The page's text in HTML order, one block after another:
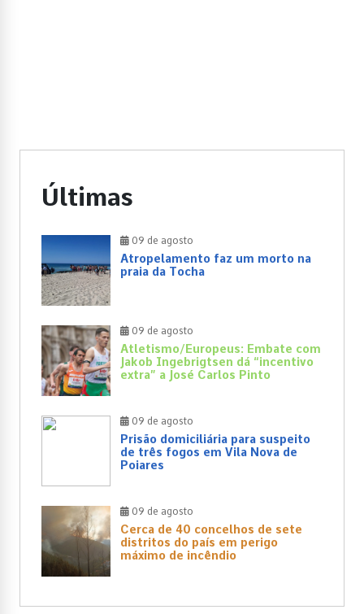
Últimas
09 de agosto
Atropelamento faz um morto na
praia da Tocha
09 de agosto
Atletismo/Europeus: Embate com
Jakob Ingebrigtsen dá “incentivo
extra” a José Carlos Pinto
09 de agosto
Prisão domiciliária para suspeito
de três fogos em Vila Nova de
Poiares
09 de agosto
Cerca de 40 concelhos de sete
distritos do país em perigo
máximo de incêndio